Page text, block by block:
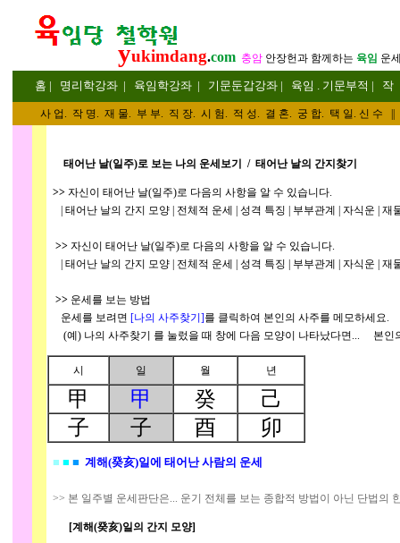
yukimdang.com 충암 안장헌과 함께하는 육임 운
홈 | 명리 학강좌 | 육임학강좌 | 기문둔갑강좌 | 육임 . 기문부적 | 작
사 업 . 작 명. 재 물. 부 부. 직 장. 시 험. 적 성. 결 혼. 궁 합. 택 일. 신 수
태어난 날(일주)로 보는 나의 운세보기 / 태어난 날의 간지찾기
>> 자신이 태어난 날(일주)로 다음의 사항을 알 수 있습니다.
| 태어난 날의 간지 모양 | 전체적 운세 | 성격 특징 | 부부관계 | 자식운 | 재
>> 자신이 태어난 날(일주)로 다음의 사항을 알 수 있습니다.
| 태어난 날의 간지 모양 | 전체적 운세 | 성격 특징 | 부부관계 | 자식운 | 재
>> 운세를 보는 방법
운세를 보려면 [나의 사주찾기 ]를 클릭하여 본인의 사주를 메모하세요.
(예) 나의 사주찾기 를 눌렀을 때 창에 다음 모양이 나타났다면... 본인
시 일 월 년
甲 甲 癸
己
子
子 酉 卯
■ ■ ■ 계해(癸亥)일에 태어난 사람의 운세
>> 본 일주별 운세판단은... 운기 전체를 보는 종합적 방법이 아닌 단법의
[계해(癸亥)일의 간지 모양]